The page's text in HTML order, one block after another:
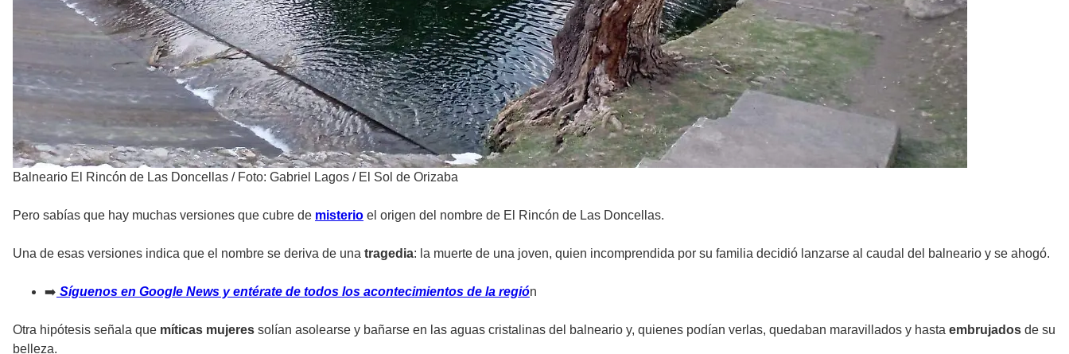
Balneario El Rincón de Las Doncellas / Foto: Gabriel Lagos / El Sol de Orizaba
Pero sabías que hay muchas versiones que cubre de misterio el origen del nombre de El Rincón de Las Doncellas.
Una de esas versiones indica que el nombre se deriva de una tragedia: la muerte de una joven, quien incomprendida por su familia decidió lanzarse al caudal del balneario y se ahogó.
➡️ Síguenos en Google News y entérate de todos los acontecimientos de la región
Otra hipótesis señala que míticas mujeres solían asolearse y bañarse en las aguas cristalinas del balneario y, quienes podían verlas, quedaban maravillados y hasta embrujados de su
belleza.